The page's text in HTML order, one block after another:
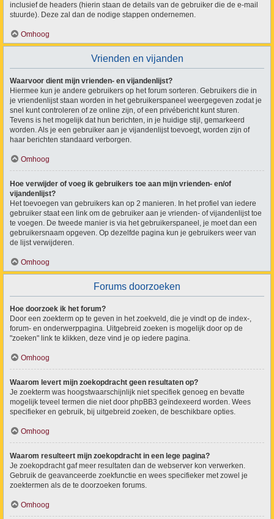
inclusief de headers (hierin staan de details van de gebruiker die de e-mail
stuurde). Deze zal dan de nodige stappen ondernemen.
Omhoog
Vrienden en vijanden
Waarvoor dient mijn vrienden- en vijandenlijst?
Hiermee kun je andere gebruikers op het forum sorteren. Gebruikers die in
je vriendenlijst staan worden in het gebruikerspaneel weergegeven zodat je
snel kunt controleren of ze online zijn, of een privébericht kunt sturen.
Tevens is het mogelijk dat hun berichten, in je huidige stijl, gemarkeerd
worden. Als je een gebruiker aan je vijandenlijst toevoegt, worden zijn of
haar berichten standaard verborgen.
Omhoog
Hoe verwijder of voeg ik gebruikers toe aan mijn vrienden- en/of
vijandenlijst?
Het toevoegen van gebruikers kan op 2 manieren. In het profiel van iedere
gebruiker staat een link om de gebruiker aan je vrienden- of vijandenlijst toe
te voegen. De tweede manier is via het gebruikerspaneel, je moet dan een
gebruikersnaam opgeven. Op dezelfde pagina kun je gebruikers weer van
de lijst verwijderen.
Omhoog
Forums doorzoeken
Hoe doorzoek ik het forum?
Door een zoekterm op te geven in het zoekveld, die je vindt op de index-,
forum- en onderwerppagina. Uitgebreid zoeken is mogelijk door op de
"zoeken" link te klikken, deze vind je op iedere pagina.
Omhoog
Waarom levert mijn zoekopdracht geen resultaten op?
Je zoekterm was hoogstwaarschijnlijk niet specifiek genoeg en bevatte
mogelijk teveel termen die niet door phpBB3 geïndexeerd worden. Wees
specifieker en gebruik, bij uitgebreid zoeken, de beschikbare opties.
Omhoog
Waarom resulteert mijn zoekopdracht in een lege pagina?
Je zoekopdracht gaf meer resultaten dan de webserver kon verwerken.
Gebruik de geavanceerde zoekfunctie en wees specifieker met zowel je
zoektermen als de te doorzoeken forums.
Omhoog